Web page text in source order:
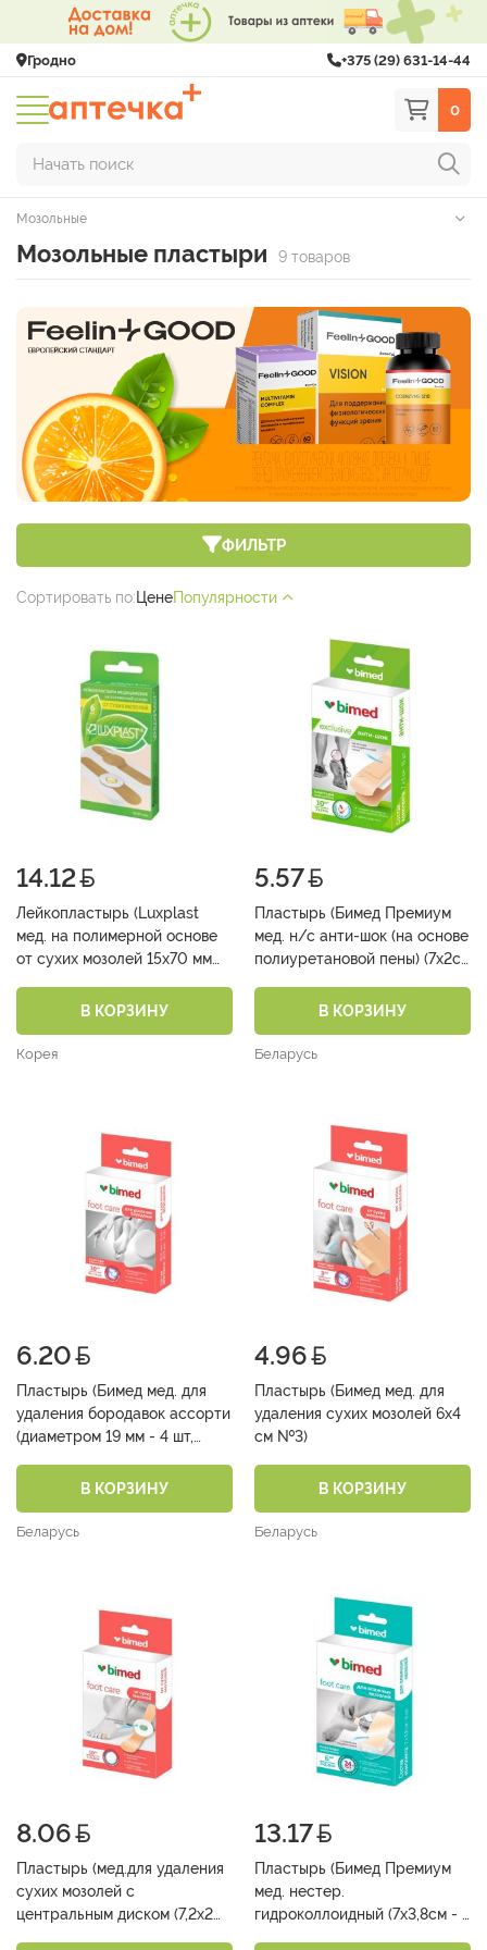
Гродно +375 (29) 631-14-44
0
Начать поиск
Мозольные
Мозольные пластыри 9 товаров
ФИЛЬТР
Сортировать по: ЦенеПопулярности
14.12
Лейкопластырь (Luxplast
мед. на полимерной основе
от сухих мозолей 15х70 мм
В КОРЗИНУ
Корея
5.57
Пластырь (Бимед Премиум
мед. н/с анти-шок (на основе
полиуретановой пены) (7х2см
В КОРЗИНУ
Беларусь
6.20
Пластырь (Бимед мед. для
удаления бородавок ассорти
(диаметром 19 мм - 4 шт,
В КОРЗИНУ
Беларусь
4.96
Пластырь (Бимед мед. для
удаления сухих мозолей 6х4
см №3)
В КОРЗИНУ
Беларусь
8.06
Пластырь (мед.для удаления
сухих мозолей с
центральным диском (7,2х2
13.17
Пластырь (Бимед Премиум
мед. нестер.
гидроколлоидный (7х3,8см - 6